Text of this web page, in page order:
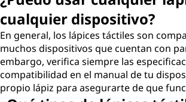
cualquier dispositivo?
En general, los lápices táctiles son
muchos dispositivos que cuentan con
embargo, verifica siempre las
compatibilidad en el manual de tu
propio lápiz para asegurarte de que